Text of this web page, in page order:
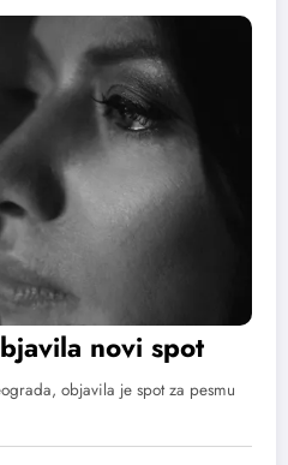
novi spot
objavila je spot za pesmu